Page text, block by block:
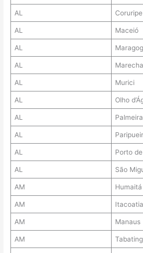
AL Coruripe
AL Maceió
AL
AL
AL Murici
AL Olho
AL
AL
AL Porto
AL São
AM Humaitá
AM
AM Manaus
AM